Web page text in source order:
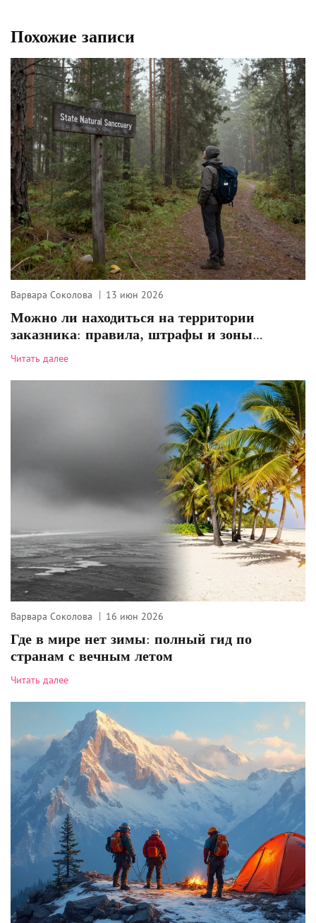
Похожие записи
Варвара Соколова 13 июн 2026
Можно ли находиться на территории
заказника: правила, штрафы и зоны
доступа
Читать далее
Варвара Соколова 16 июн 2026
Где в мире нет зимы: полный гид по
странам с вечным летом
Читать далее